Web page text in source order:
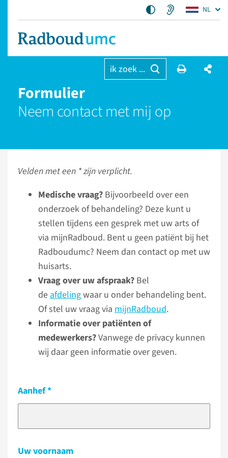
NL
ik zoek ...
Formulier
Neem contact met mij op
Velden met een * zijn verplicht.
Medische vraag? Bijvoorbeeld over een
onderzoek of behandeling? Deze kunt u
stellen tijdens een gesprek met uw arts of
via mijnRadboud. Bent u geen patiënt bij het
Radboudumc? Neem dan contact op met uw
huisarts.
Vraag over uw afspraak? Bel
deafdelingwaar u onder behandeling bent.
Of stel uw vraag via mijnRadboud.
Informatie over patiënten of
medewerkers?Vanwege de privacy kunnen
wij daar geen informatie over geven.
Aanhef
Uw voornaam